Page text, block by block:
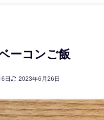
ーコンご飯
日 2023年6月26日